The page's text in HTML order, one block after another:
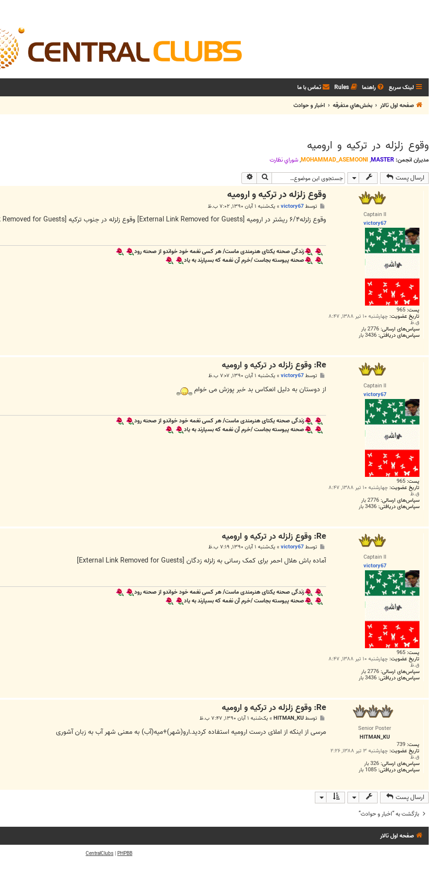
لینک سریع راهنما Rules تماس با ما
صفحه اول تالار
بخش‌‌هاي متفرقه اخبار و حوادث
وقوع زلزله در ترکیه و ارومیه
مدیران انجمن: MASTER
,
MOHAMMAD_ASEMOONI
,شوراي نظارت
ارسال پست جستجو
Captain II
victory67
پست: 965
تاریخ عضویت: چهارشنبه ۱۰ تیر ۱۳۸۸, ۸:۴۷
ق.ظ
سپاس‌های ارسالی: 2776 بار
سپاس‌های دریافتی: 3436 بار
وقوع زلزله در ترکیه و ارومیه
ت
توسطvictory67
» یک‌شنبه ۱ آبان ۱۳۹۰, ۷:۰۲ ب.ظ
وقوع زلزله۶/۴ ریشتر در ارومیه [External Link Removed for Guests] وقوع زلزله در جنوب ترکیه [External Link Removed for Guests]
زندگی صحنه یکتای هنرمندی ماست/ هر کسی نغمه خود خواندو از صحنه رود
صحنه پیوسته بجاست /خرم آن نغمه که بسپارند به یاد
Captain II
victory67
پست: 965
تاریخ عضویت: چهارشنبه ۱۰ تیر ۱۳۸۸, ۸:۴۷
ق.ظ
سپاس‌های ارسالی: 2776 بار
سپاس‌های دریافتی: 3436 بار
Re: وقوع زلزله در ترکیه و ارومیه
ت
توسطvictory67
» یک‌شنبه ۱ آبان ۱۳۹۰, ۷:۰۷ ب.ظ
از دوستان به دلیل انعکاس بد خبر پوزش می خوام
زندگی صحنه یکتای هنرمندی ماست/ هر کسی نغمه خود خواندو از صحنه رود
صحنه پیوسته بجاست /خرم آن نغمه که بسپارند به یاد
Captain II
victory67
پست: 965
تاریخ عضویت: چهارشنبه ۱۰ تیر ۱۳۸۸, ۸:۴۷
ق.ظ
سپاس‌های ارسالی: 2776 بار
سپاس‌های دریافتی: 3436 بار
Re: وقوع زلزله در ترکیه و ارومیه
ت
توسطvictory67
» یک‌شنبه ۱ آبان ۱۳۹۰, ۷:۱۹ ب.ظ
آماده باش هلال احمر برای کمک رسانی به زلزله زدگان [External Link Removed for Guests]
زندگی صحنه یکتای هنرمندی ماست/ هر کسی نغمه خود خواندو از صحنه رود
صحنه پیوسته بجاست /خرم آن نغمه که بسپارند به یاد
Senior Poster
HITMAN_KU
پست: 739
تاریخ عضویت: چهارشنبه ۳ تیر ۱۳۸۸, ۲:۲۶
ق.ظ
سپاس‌های ارسالی: 326 بار
سپاس‌های دریافتی: 1085 بار
Re: وقوع زلزله در ترکیه و ارومیه
ت
توسطHITMAN_KU
» یک‌شنبه ۱ آبان ۱۳۹۰, ۷:۴۷ ب.ظ
مرسی از اینکه از املای درست ارومیه استفاده کردید.ارو(شهر)+میه(آب) به معنی شهر آب به زبان آشوری
ارسال پست
بازگشت به “اخبار و حوادث”
صفحه اول تالار
PHPBB
|
CentralClubs